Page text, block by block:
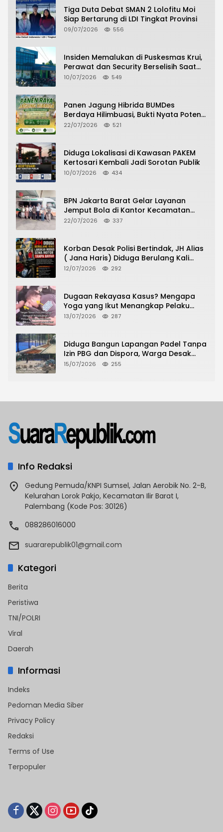
Tiga Duta Debat SMAN 2 Lolofitu Moi
Siap Bertarung di LDI Tingkat Provinsi
09/07/2026 556
Insiden Memalukan di Puskesmas Krui,
Perawat dan Security Berselisih Saat
Pelayanan Pasien Berlangsung
10/07/2026 549
Panen Jagung Hibrida BUMDes
Berdaya Hilimbuasi, Bukti Nyata Potensi
Pertanian Desa
22/07/2026 521
Diduga Lokalisasi di Kawasan PAKEM
Kertosari Kembali Jadi Sorotan Publik
10/07/2026 434
BPN Jakarta Barat Gelar Layanan
Jemput Bola di Kantor Kecamatan
Grogol Petamburan, Warga Antusias
22/07/2026 337
Korban Desak Polisi Bertindak, JH Alias
( Jana Haris) Diduga Berulang Kali
Lakukan Modus Sewa Motor Tanpa
12/07/2026 292
Dugaan Rekayasa Kasus? Mengapa
Yoga yang Ikut Menangkap Pelaku
Pencurian Toko Ponsel di Pancur Batu
13/07/2026 287
Diduga Bangun Lapangan Padel Tanpa
Izin PBG dan Dispora, Warga Desak
CKTRP dan Dispora Jakarta Barat
15/07/2026 255
Info Redaksi
Gedung Pemuda/KNPI Sumsel, Jalan Aerobik No. 2-B,
Kelurahan Lorok Pakjo, Kecamatan Ilir Barat I,
Palembang (Kode Pos: 30126)
088286016000
suararepublik01@gmail.com
Kategori
Berita
Peristiwa
TNI/POLRI
Viral
Daerah
Informasi
Indeks
Pedoman Media Siber
Privacy Policy
Redaksi
Terms of Use
Terpopuler